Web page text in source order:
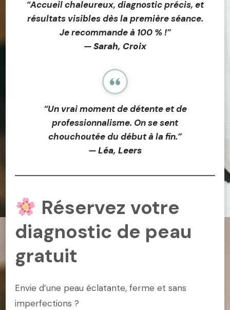
“Accueil chaleureux, diagnostic précis, et
résultats visibles dès la première séance.
Je recommande à 100 % !”
—Sarah, Croix
“Un vrai moment de détente et de
professionnalisme. On se sent
chouchoutée du début à la fin.”
—Léa, Leers
Réservez votre
diagnostic de peau
gratuit
Envie d’une peau éclatante, ferme et sans
imperfections ?